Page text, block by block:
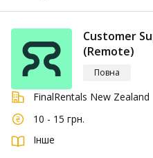
Customer
(Remote)
Повна
FinalRentals New Zealand
10 - 15 грн.
Інше